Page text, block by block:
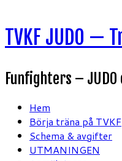
till
innehåll
TVKF JUDO —
Funfighters –
Hem
Börja träna på TVKF
Schema & avgifter
UTMANINGEN